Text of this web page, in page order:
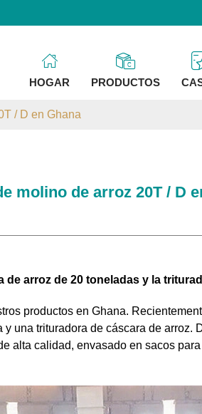
HOGAR PRODUCTOS
/ D en Ghana
molino de arroz 20T / D
arroz de 20 toneladas y la
productos en Ghana.
una trituradora de cáscara de
alta calidad, envasado en sacos